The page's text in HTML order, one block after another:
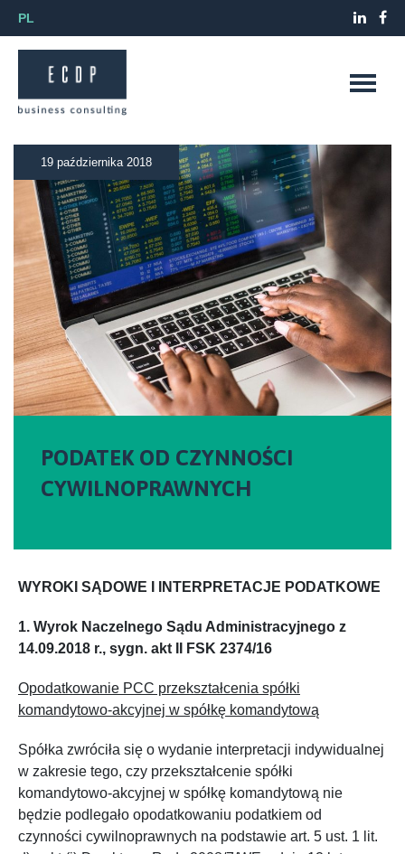
PL
19 października 2018
PODATEK OD CZYNNOŚCI
CYWILNOPRAWNYCH
WYROKI SĄDOWE I INTERPRETACJE PODATKOWE
1. Wyrok Naczelnego Sądu Administracyjnego z
14.09.2018 r., sygn. akt II FSK 2374/16
Opodatkowanie PCC przekształcenia spółki
komandytowo-akcyjnej w spółkę komandytową
Spółka zwróciła się o wydanie interpretacji indywidualnej
w zakresie tego, czy przekształcenie spółki
komandytowo-akcyjnej w spółkę komandytową nie
będzie podlegało opodatkowaniu podatkiem od
czynności cywilnoprawnych na podstawie art. 5 ust. 1 lit.